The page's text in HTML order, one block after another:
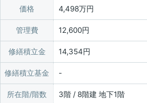
価格 4,498万円
管理費 12,600円
修繕積立金 14,354円
修繕積立基金
所在階/階数 3階 / 8階建 地下1階